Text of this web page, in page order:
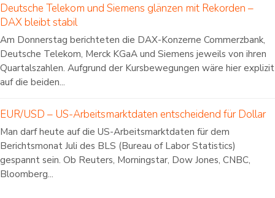
Deutsche Telekom und Siemens glänzen mit Rekorden –
DAX bleibt stabil
Am Donnerstag berichteten die DAX-Konzerne Commerzbank,
Deutsche Telekom, Merck KGaA und Siemens jeweils von ihren
Quartalszahlen. Aufgrund der Kursbewegungen wäre hier explizit
auf die beiden...
EUR/USD – US-Arbeitsmarktdaten entscheidend für Dollar
Man darf heute auf die US-Arbeitsmarktdaten für dem
Berichtsmonat Juli des BLS (Bureau of Labor Statistics)
gespannt sein. Ob Reuters, Morningstar, Dow Jones, CNBC,
Bloomberg...